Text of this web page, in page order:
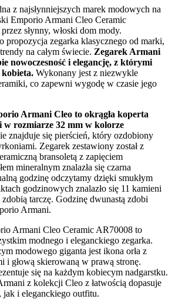
z najsłynniejszych marek modowych na
Emporio Armani Cleo Ceramic
słynny, włoski dom mody.
propozycja zegarka klasycznego od marki,
na całym świecie. Zegarek Armani
nowoczesność i elegancję, z którymi
kobieta. Wykonany jest z niezwykle
co zapewni wygodę w czasie jego
Armani Cleo to okrągła koperta
rozmiarze 32 mm w kolorze
znajduje się pierścień, który ozdobiony
Zegarek zestawiony został z
bransoletą z zapięciem
mineralnym znalazła się czarna
godzinę odczytamy dzięki smukłym
godzinowych znalazło się 11 kamieni
tarczę. Godzinę dwunastą zdobi
Armani.
Armani Cleo Ceramic AR70008 to
modnego i eleganckiego zegarka.
modowego giganta jest ikona orła z
i głową skierowaną w prawą stronę.
się na każdym kobiecym nadgarstku.
z kolekcji Cleo z łatwością dopasuje
i eleganckiego outfitu.